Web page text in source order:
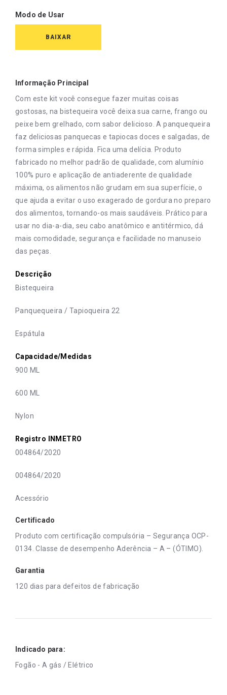
Modo de Usar
BAIXAR
Informação Principal
Com este kit você consegue fazer muitas coisas
gostosas, na bistequeira você deixa sua carne, frango ou
peixe bem grelhado, com sabor delicioso. A panquequeira
faz deliciosas panquecas e tapiocas doces e salgadas, de
forma simples e rápida. Fica uma delícia. Produto
fabricado no melhor padrão de qualidade, com alumínio
100% puro e aplicação de antiaderente de qualidade
máxima, os alimentos não grudam em sua superfície, o
que ajuda a evitar o uso exagerado de gordura no preparo
dos alimentos, tornando-os mais saudáveis. Prático para
usar no dia-a-dia, seu cabo anatômico e antitérmico, dá
mais comodidade, segurança e facilidade no manuseio
das peças.
Descrição
Bistequeira
Panquequeira / Tapioqueira 22
Espátula
Capacidade/Medidas
900 ML
600 ML
Nylon
Registro INMETRO
004864/2020
004864/2020
Acessório
Certificado
Produto com certificação compulsória – Segurança OCP-
0134. Classe de desempenho Aderência – A – (ÓTIMO).
Garantia
120 dias para defeitos de fabricação
Indicado para:
Fogão - A gás / Elétrico